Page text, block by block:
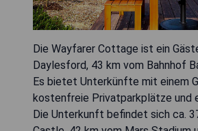
Die Wayfarer Cottage ist ein
Daylesford, 43 km vom Bahnhof
Es bietet Unterkünfte mit einem
kostenfreie Privatparkplätze und
Die Unterkunft befindet sich ca.